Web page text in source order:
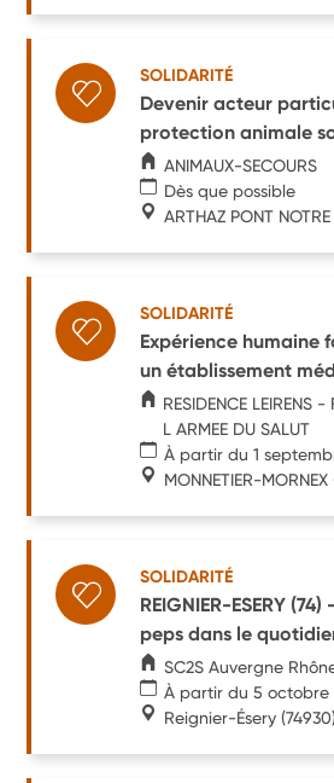
SOLIDARITÉ
Devenir acteur
protection animale
ANIMAUX-SECOURS
Dès que possible
ARTHAZ PONT
SOLIDARITÉ
Expérience humaine
un établissement
RESIDENCE LEIRENS
L ARMEE DU SALUT
À partir du 1
MONNETIER-MORNEX
SOLIDARITÉ
REIGNIER-ESERY
peps dans le
SC2S Auvergne
À partir du 5 octobre
Reignier-Ésery (74930)